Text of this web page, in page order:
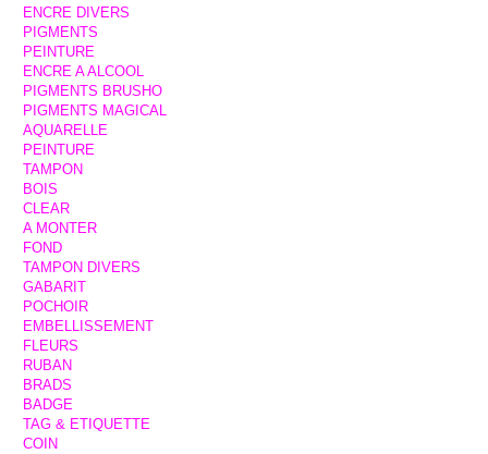
ENCRE DIVERS
PIGMENTS
PEINTURE
ENCRE A ALCOOL
PIGMENTS BRUSHO
PIGMENTS MAGICAL
AQUARELLE
PEINTURE
TAMPON
BOIS
CLEAR
A MONTER
FOND
TAMPON DIVERS
GABARIT
POCHOIR
EMBELLISSEMENT
FLEURS
RUBAN
BRADS
BADGE
TAG & ETIQUETTE
COIN